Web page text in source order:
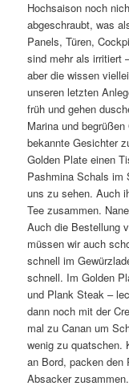
Hochsaison noch
abgeschraubt, was
Panels, Türen,
sind mehr als irritiert
aber die wissen
unseren letzten
früh und gehen
Marina und
bekannte Gesichter
Golden Plate einen
Pashmina Schals im
uns zu sehen. Auch
Tee zusammen.
Auch die Bestellung
müssen wir auch
schnell im
schnell. Im Golden
und Plank Steak –
dann noch mit der
mal zu Canan um
wenig zu quatschen.
an Bord, packen den
Absacker